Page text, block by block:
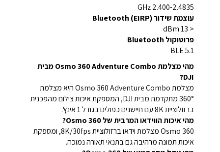
2.400-2.4835 GHz
עוצמת שידור Bluetooth (EIRP)
< 13 dBm
פרוטוקול Bluetooth
BLE 5.1
מהי מצלמת Osmo 360 Adventure Combo מבית
DJI?
מצלמת Osmo 360 Adventure Combo היא מצלמת
360° מתקדמת מבית DJI, המספקת איכות צילום מהפכנית
ברזולוציית 8K עם חיישנים כפולים בגודל 1 אינץ'.
מהי איכות הווידאו המרבית של Osmo 360?
Osmo 360 מצלמת וידאו ברזולוציית 8K/30fps, ומספקת
איכות תמונה מרהיבה גם בתנאי תאורה נמוכה.